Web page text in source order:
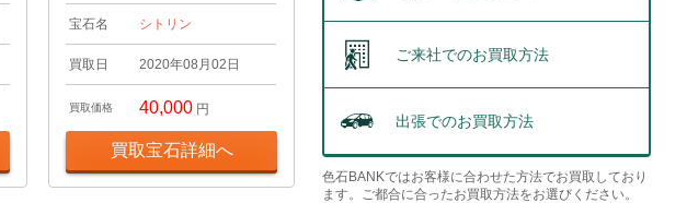
宝石名 シトリン
買取日 2020年08月02日
買取価格 40,000 円
買取宝石詳細へ
ご来社でのお買取方法
出張でのお買取方法
色石BANKではお客様に合わせた方法でお買取しており
ます。ご都合に合ったお買取方法をお選びください。